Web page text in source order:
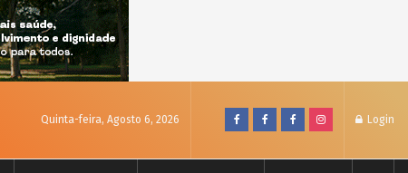
Quinta-feira, Agosto 6, 2026 Login